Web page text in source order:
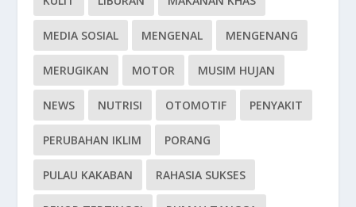
MEDIA SOSIAL MENGENAL MENGENANG
MERUGIKAN MOTOR MUSIM HUJAN
NEWS NUTRISI OTOMOTIF PENYAKIT
PERUBAHAN IKLIM PORANG
PULAU KAKABAN RAHASIA SUKSES